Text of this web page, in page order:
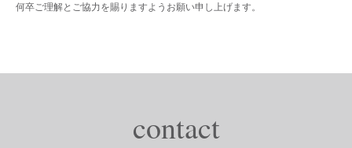
何卒ご理解とご協力を賜りますようお願い申し上げます。
contact